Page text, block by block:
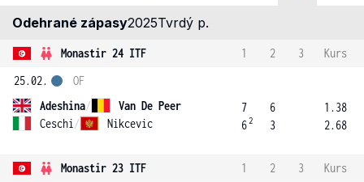
Odehrané zápasy2025Tvrdý p.
Monastir 24 ITF 1 2 3
Kurs
25.02.
Adeshina/
Van De Peer
Ceschi / Nikcevic
OF
7
62
6
3
1.38
2.68
Monastir 23 ITF 1 2 3
Kurs